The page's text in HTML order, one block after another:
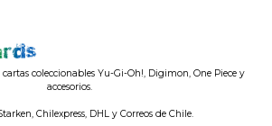
coleccionables Yu-Gi-Oh!, Digimon, One Piece y
accesorios.
Chilexpress, DHL y Correos de Chile.